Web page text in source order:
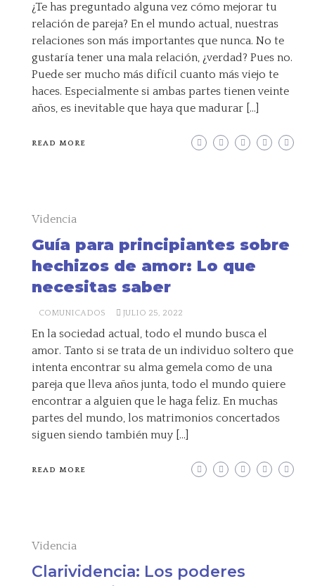
¿Te has preguntado alguna vez cómo mejorar tu
relación de pareja? En el mundo actual, nuestras
relaciones son más importantes que nunca. No te
gustaría tener una mala relación, ¿verdad? Pues no.
Puede ser mucho más difícil cuanto más viejo te
haces. Especialmente si ambas partes tienen veinte
años, es inevitable que haya que madurar […]
READ MORE
Videncia
Guía para principiantes sobre
hechizos de amor: Lo que
necesitas saber
COMUNICADOS JULIO 25, 2022
En la sociedad actual, todo el mundo busca el
amor. Tanto si se trata de un individuo soltero que
intenta encontrar su alma gemela como de una
pareja que lleva años junta, todo el mundo quiere
encontrar a alguien que le haga feliz. En muchas
partes del mundo, los matrimonios concertados
siguen siendo también muy […]
READ MORE
Videncia
Clarividencia: Los poderes